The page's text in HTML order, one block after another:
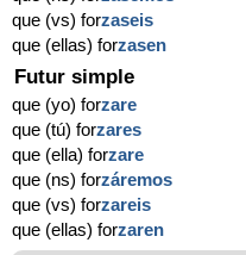
que (vs) forzaseis
que (ellas) forzasen
Futur simple
que (yo) forzare
que (tú) forzares
que (ella) forzare
que (ns) forzáremos
que (vs) forzareis
que (ellas) forzaren